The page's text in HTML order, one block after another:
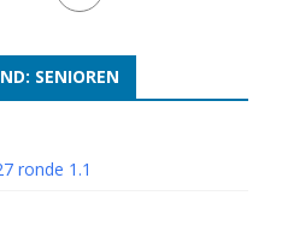
SENIOREN
ronde 1.1